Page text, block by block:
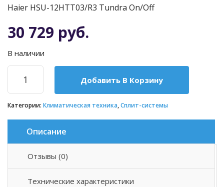
Haier HSU-12HTT03/R3 Tundra On/Off
30 729 руб.
В наличии
Добавить В Корзину
Категории: Климатическая техника,Сплит-системы
Описание
Отзывы (0)
Технические характеристики
Описание товара